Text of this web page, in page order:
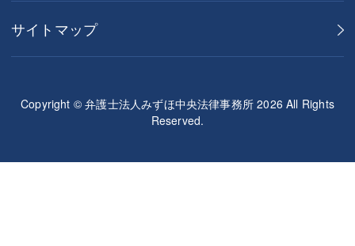
サイトマップ
Copyright © 弁護士法人みずほ中央法律事務所 2026 All Rights
Reserved.